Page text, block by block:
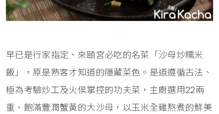
早已是行家指定、來頤宮必吃的名菜「沙母炒糯米
飯」，原是熟客才知道的隱藏菜色。是道遵循古法、
極為考驗炒工及火侯掌控的功夫菜，主廚選用22兩
重、飽滿豐潤蟹黃的大沙母，以玉米全雞熬煮的鮮美